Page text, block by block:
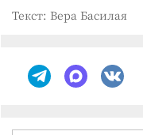
Текст: Вера Басилая